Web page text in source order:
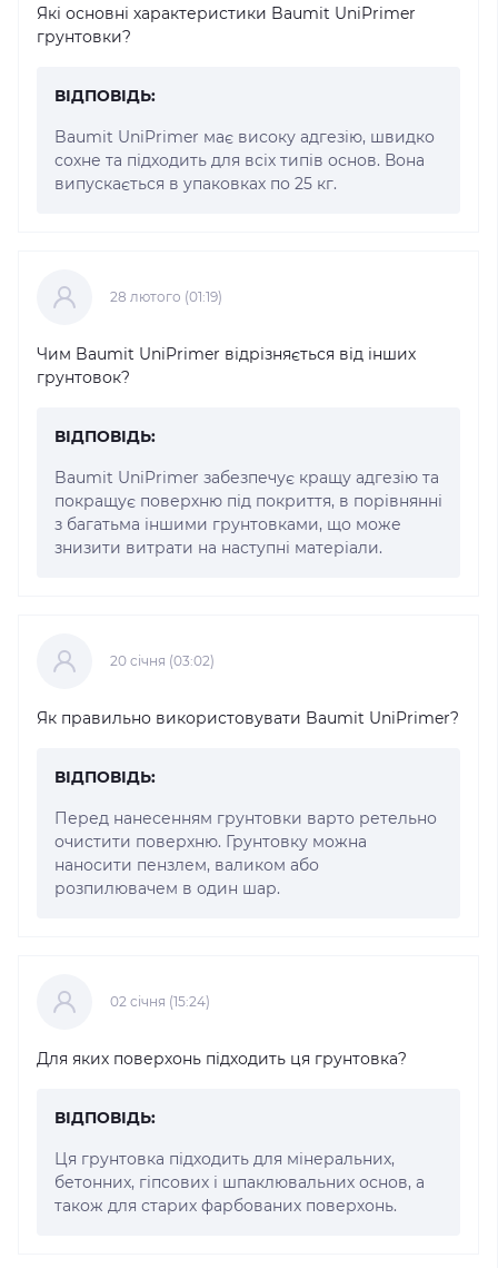
Які основні характеристики Baumit UniPrimer
грунтовки?
ВІДПОВІДЬ:
Baumit UniPrimer має високу адгезію, швидко
сохне та підходить для всіх типів основ. Вона
випускається в упаковках по 25 кг.
28 лютого (01:19)
Чим Baumit UniPrimer відрізняється від інших
грунтовок?
ВІДПОВІДЬ:
Baumit UniPrimer забезпечує кращу адгезію та
покращує поверхню під покриття, в порівнянні
з багатьма іншими грунтовками, що може
знизити витрати на наступні матеріали.
20 cічня (03:02)
Як правильно використовувати Baumit UniPrimer?
ВІДПОВІДЬ:
Перед нанесенням грунтовки варто ретельно
очистити поверхню. Грунтовку можна
наносити пензлем, валиком або
розпилювачем в один шар.
02 cічня (15:24)
Для яких поверхонь підходить ця грунтовка?
ВІДПОВІДЬ:
Ця грунтовка підходить для мінеральних,
бетонних, гіпсових і шпаклювальних основ, а
також для старих фарбованих поверхонь.